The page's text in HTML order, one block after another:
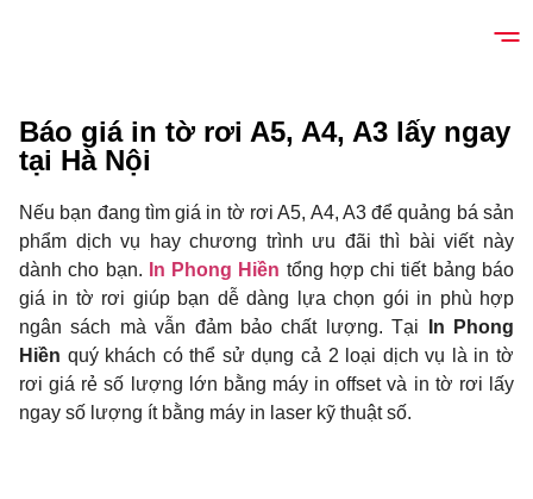
Báo giá in tờ rơi A5, A4, A3 lấy ngay
tại Hà Nội
Nếu bạn đang tìm giá in tờ rơi A5, A4, A3 để quảng bá sản
phẩm dịch vụ hay chương trình ưu đãi thì bài viết này
dành cho bạn.
In Phong Hiền tổng hợp chi tiết bảng báo
giá in tờ rơi giúp bạn dễ dàng lựa chọn gói in phù hợp
ngân sách mà vẫn đảm bảo chất lượng. Tại
In Phong
Hiền quý khách có thể sử dụng cả 2 loại dịch vụ là in tờ
rơi giá rẻ số lượng lớn bằng máy in offset và in tờ rơi lấy
ngay số lượng ít bằng máy in laser kỹ thuật số.